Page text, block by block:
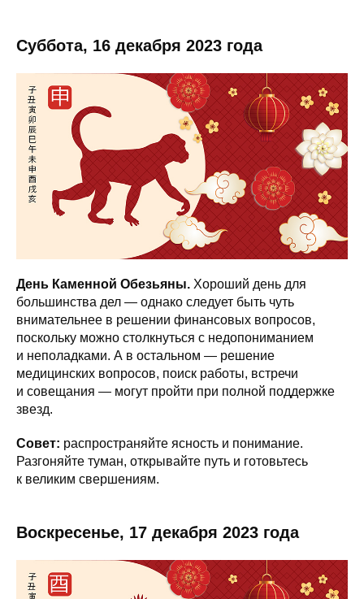
Суббота, 16 декабря 2023 года
День Каменной Обезьяны. Хороший день для
большинства дел — однако следует быть чуть
внимательнее в решении финансовых вопросов,
поскольку можно столкнуться с недопониманием
и неполадками. А в остальном — решение
медицинских вопросов, поиск работы, встречи
и совещания — могут пройти при полной поддержке
звезд.
Совет: распространяйте ясность и понимание.
Разгоняйте туман, открывайте путь и готовьтесь
к великим свершениям.
Воскресенье, 17 декабря 2023 года